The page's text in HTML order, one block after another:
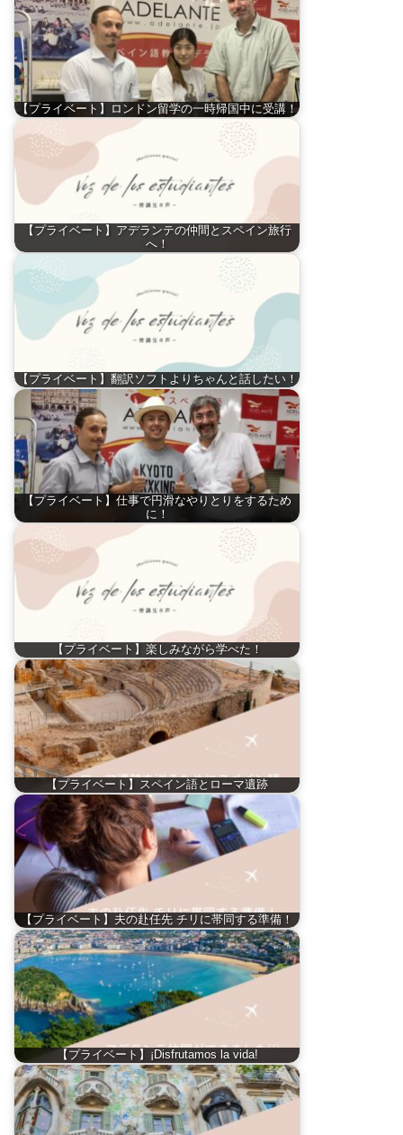
【プライベート】ロンドン留学の一時帰国中に受講！
【プライベート】アデランテの仲間とスペイン旅行
へ！
【プライベート】翻訳ソフトよりちゃんと話したい！
【プライベート】仕事で円滑なやりとりをするため
に！
【プライベート】楽しみながら学べた！
【プライベート】スペイン語とローマ遺跡
【プライベート】夫の赴任先 チリに帯同する準備！
【プライベート】¡Disfrutamos la vida!